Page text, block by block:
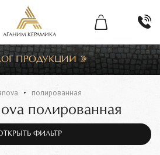
АГАНИМ КЕРАМИКА
ПРОДУКЦИИ
полированная
полированная
ФИЛЬТР